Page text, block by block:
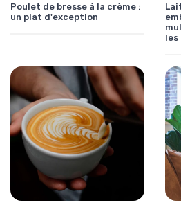
Poulet de bresse à la crème :
un plat d'exception
les